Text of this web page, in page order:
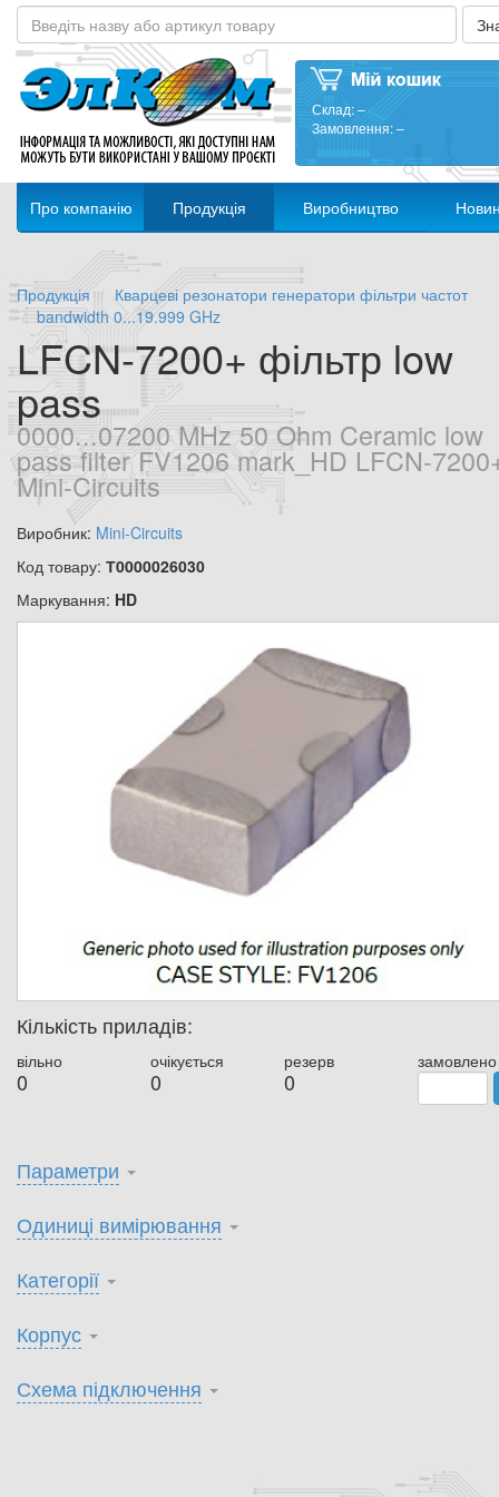
Склад:–
Замовлення:–
Про компанію Продукція Виробництво
Продукція
Кварцеві резонатори генератори фільтри частот
bandwidth 0...19.999 GHz
LFCN-7200+ фільтр low
pass
0000...07200 MHz 50 Ohm Ceramic low
pass filter FV1206 mark_HD LFCN-
Mini-Circuits
Виробник: Mini-Circuits
Код товару: Т0000026030
Маркування: HD
Кількість приладів:
вільно
0
очікується
0
резерв
0
замовлено
Параметри
Одиниці вимірювання
Категорії
Корпус
Схема підключення